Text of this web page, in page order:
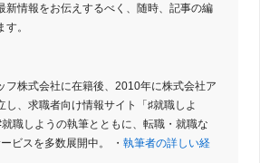
新情報をお伝えするべく、随時、記事の編
。
フ株式会社に在籍後、2010年に株式会社ア
し、求職者向け情報サイト「♯就職しよ
職しようの執筆とともに、転職・就職な
ビスを多数展開中。 ・ 執筆者の詳しい経